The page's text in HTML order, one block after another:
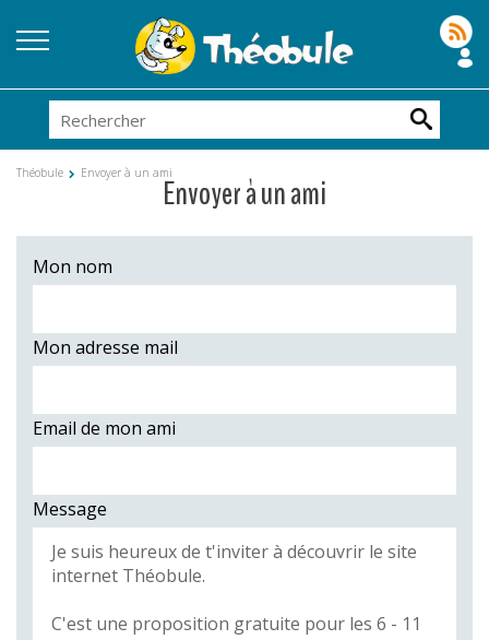
Théobule Envoyer à un amiEnvoyer à un ami
Mon nom
Mon adresse mail
Email de mon ami
Message